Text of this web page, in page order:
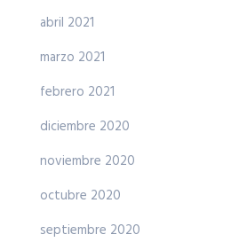
abril 2021
marzo 2021
febrero 2021
diciembre 2020
noviembre 2020
octubre 2020
septiembre 2020